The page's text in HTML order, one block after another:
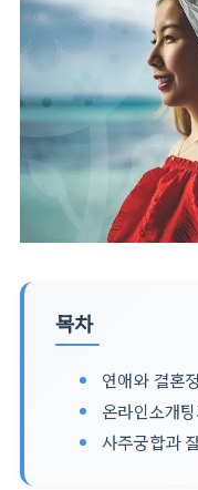
목차
연애와 결혼
온라인소개
사주궁합과